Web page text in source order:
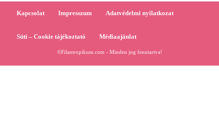
Kapcsolat Impresszum Adatvédelmi nyilatkozat
Süti – Cookie tájékoztató Médiaajánlat
©Filantropikum.com - Minden jog fenntartva!